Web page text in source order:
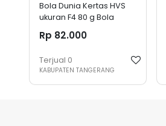
Bola Dunia Kertas HVS
ukuran F4 80 g Bola
Rp 82.000
Terjual 0
KABUPATEN TANGERANG